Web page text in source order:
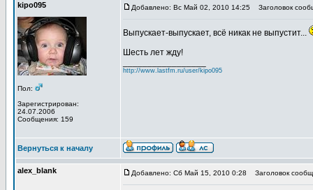
kipo095
Пол:
Зарегистрирован:
24.07.2006
Сообщения: 159
Добавлено: Вс Май 02, 2010 14:25 Заголовок
Выпускает-выпускает, всё никак не выпустит...
Шесть лет жду!
http://www.lastfm.ru/user/kipo095
Вернуться к началу
alex_blank Добавлено: Сб Май 15, 2010 0:28 Заголовок